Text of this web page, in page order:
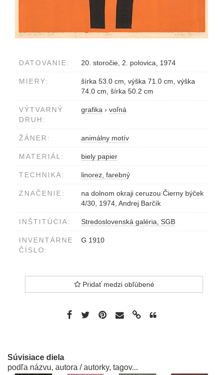
DATOVANIE: 20. storočie, 2. polovica, 1974
MIERY:
šírka 53.0 cm, výška 71.0 cm, výška
74.0 cm, šírka 50.2 cm
VÝTVARNÝ
DRUH:
grafika › voľná
ŽÁNER: animálny motív
MATERIÁL: biely papier
TECHNIKA: linorez, farebný
ZNAČENIE:
na dolnom okraji ceruzou Čierny býček
4/30, 1974, Andrej Barčík
INŠTITÚCIA: Stredoslovenská galéria, SGB
INVENTÁRNE
ČÍSLO:
G 1910
Pridať medzi obľúbené
Súvisiace diela
podľa názvu, autora / autorky, tagov...